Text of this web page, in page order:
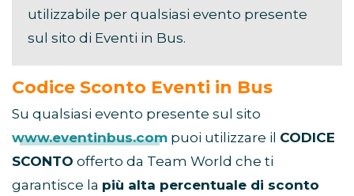
utilizzabile per qualsiasi evento presente
sul sito di Eventi in Bus.
Codice Sconto Eventi in Bus
Su qualsiasi evento presente sul sito
www.eventinbus.com puoi utilizzare il CODICE
SCONTO offerto da Team World che ti
garantisce la più alta percentuale di sconto